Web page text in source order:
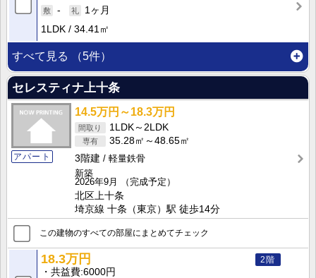
-
1ヶ月
1LDK
34.41㎡
すべて見る （5件）
セレスティナ上十条
アパート
14.5万円～18.3万円
1LDK～2LDK
35.28㎡～48.65㎡
3階建
軽量鉄骨
新築
2026年9月
（完成予定）
北区上十条
埼京線 十条（東京）駅 徒歩14分
この建物のすべての部屋にまとめてチェック
2階
18.3万円
共益費 6000円